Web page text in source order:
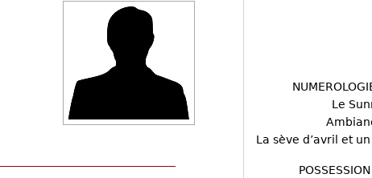
Le
La sève d’avril et